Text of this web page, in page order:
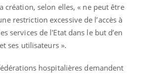
création, selon elles, « ne peut être
restriction excessive de l’accès à
services de l'Etat dans le but d’en
ses utilisateurs ».
hospitalières demandent